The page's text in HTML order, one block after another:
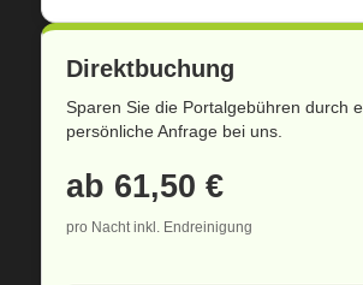
Direktbuchung
Sparen Sie die Portalgebühren durch
persönliche Anfrage bei uns.
ab 61,50 €
pro Nacht inkl. Endreinigung